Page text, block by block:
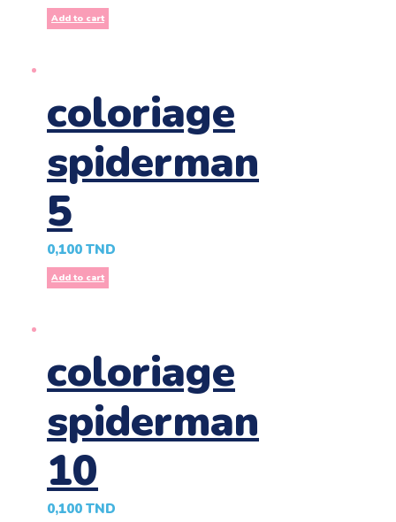
Add to cart
coloriage
spiderman
5
0,100 TND
Add to cart
coloriage
spiderman
10
0,100 TND